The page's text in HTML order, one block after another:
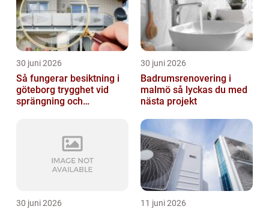
30 juni 2026
Så fungerar besiktning i
göteborg trygghet vid
sprängning och
30 juni 2026
Badrumsrenovering i
malmö så lyckas du med
nästa projekt
30 juni 2026 11 juni 2026